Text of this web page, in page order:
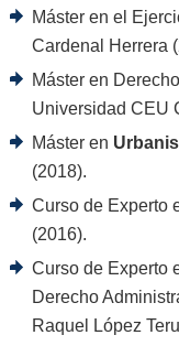
Máster en el
Cardenal Herrera
Máster en
Universidad CEU
Máster en
(2018).
Curso de Experto
(2016).
Curso de Experto
Derecho
Raquel López